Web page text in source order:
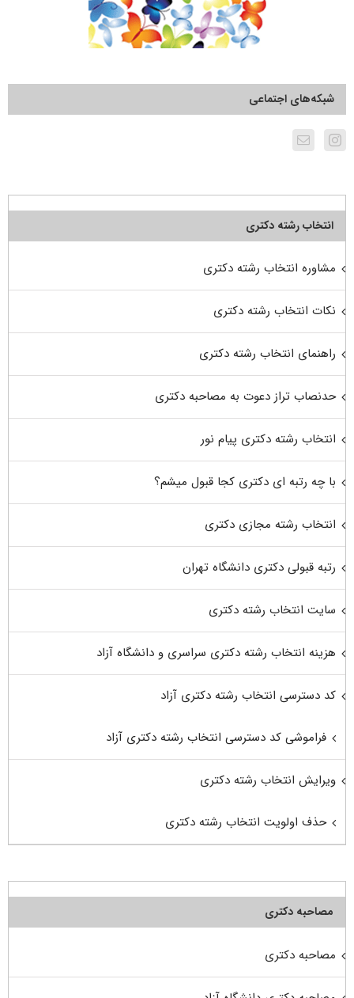
شبکه‌های اجتماعی
انتخاب رشته دکتری
مشاوره انتخاب رشته دکتری
نکات انتخاب رشته دکتری
راهنمای انتخاب رشته دکتری
حدنصاب تراز دعوت به مصاحبه دکتری
انتخاب رشته دکتری پیام نور
با چه رتبه ای دکتری کجا قبول میشم؟
انتخاب رشته مجازی دکتری
رتبه قبولی دکتری دانشگاه تهران
سایت انتخاب رشته دکتری
هزینه انتخاب رشته دکتری سراسری و دانشگاه آزاد
کد دسترسی انتخاب رشته دکتری آزاد
فراموشی کد دسترسی انتخاب رشته دکتری آزاد
ویرایش انتخاب رشته دکتری
حذف اولویت انتخاب رشته دکتری
مصاحبه دکتری
مصاحبه دکتری